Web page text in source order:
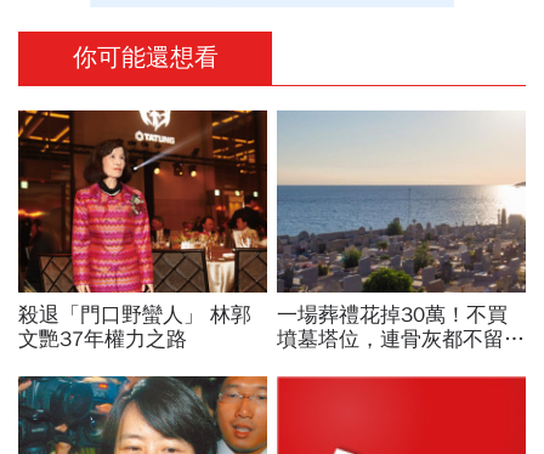
你可能還想看
殺退「門口野蠻人」 林郭
文艷37年權力之路
一場葬禮花掉30萬！不買
墳墓塔位，連骨灰都不留的